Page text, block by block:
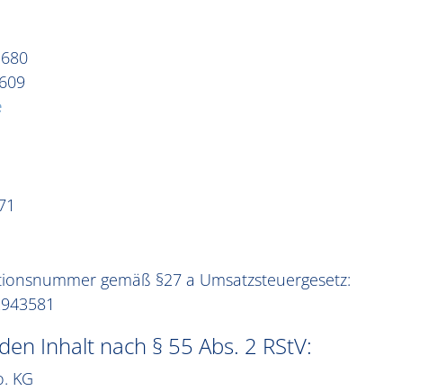
gemäß §27 a Umsatzsteuergesetz:
Inhalt nach § 55 Abs. 2 RStV:
KG